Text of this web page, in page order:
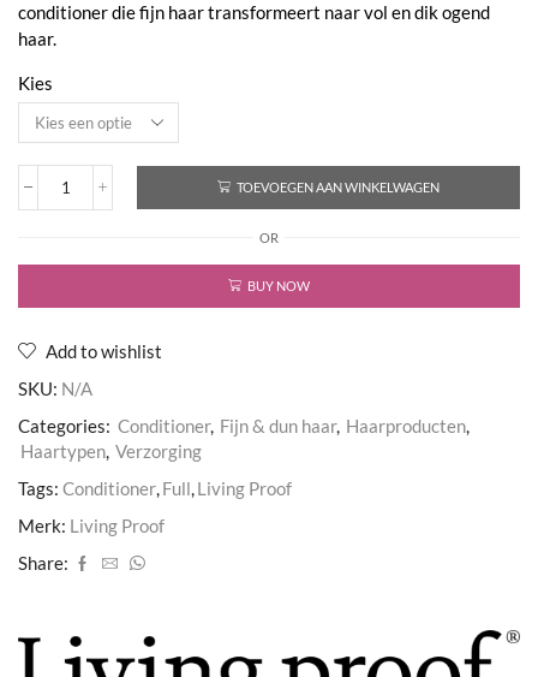
conditioner die fijn haar transformeert naar vol en dik ogend
haar.
Kies
Full
TOEVOEGEN AAN WINKELWAGEN
OR
BUY NOW
Add to wishlist
SKU: N/A
Categories: Conditioner, Fijn & dun haar, Haarproducten,
Haartypen, Verzorging
Tags: Conditioner,Full,Living Proof
Merk: Living Proof
Share: